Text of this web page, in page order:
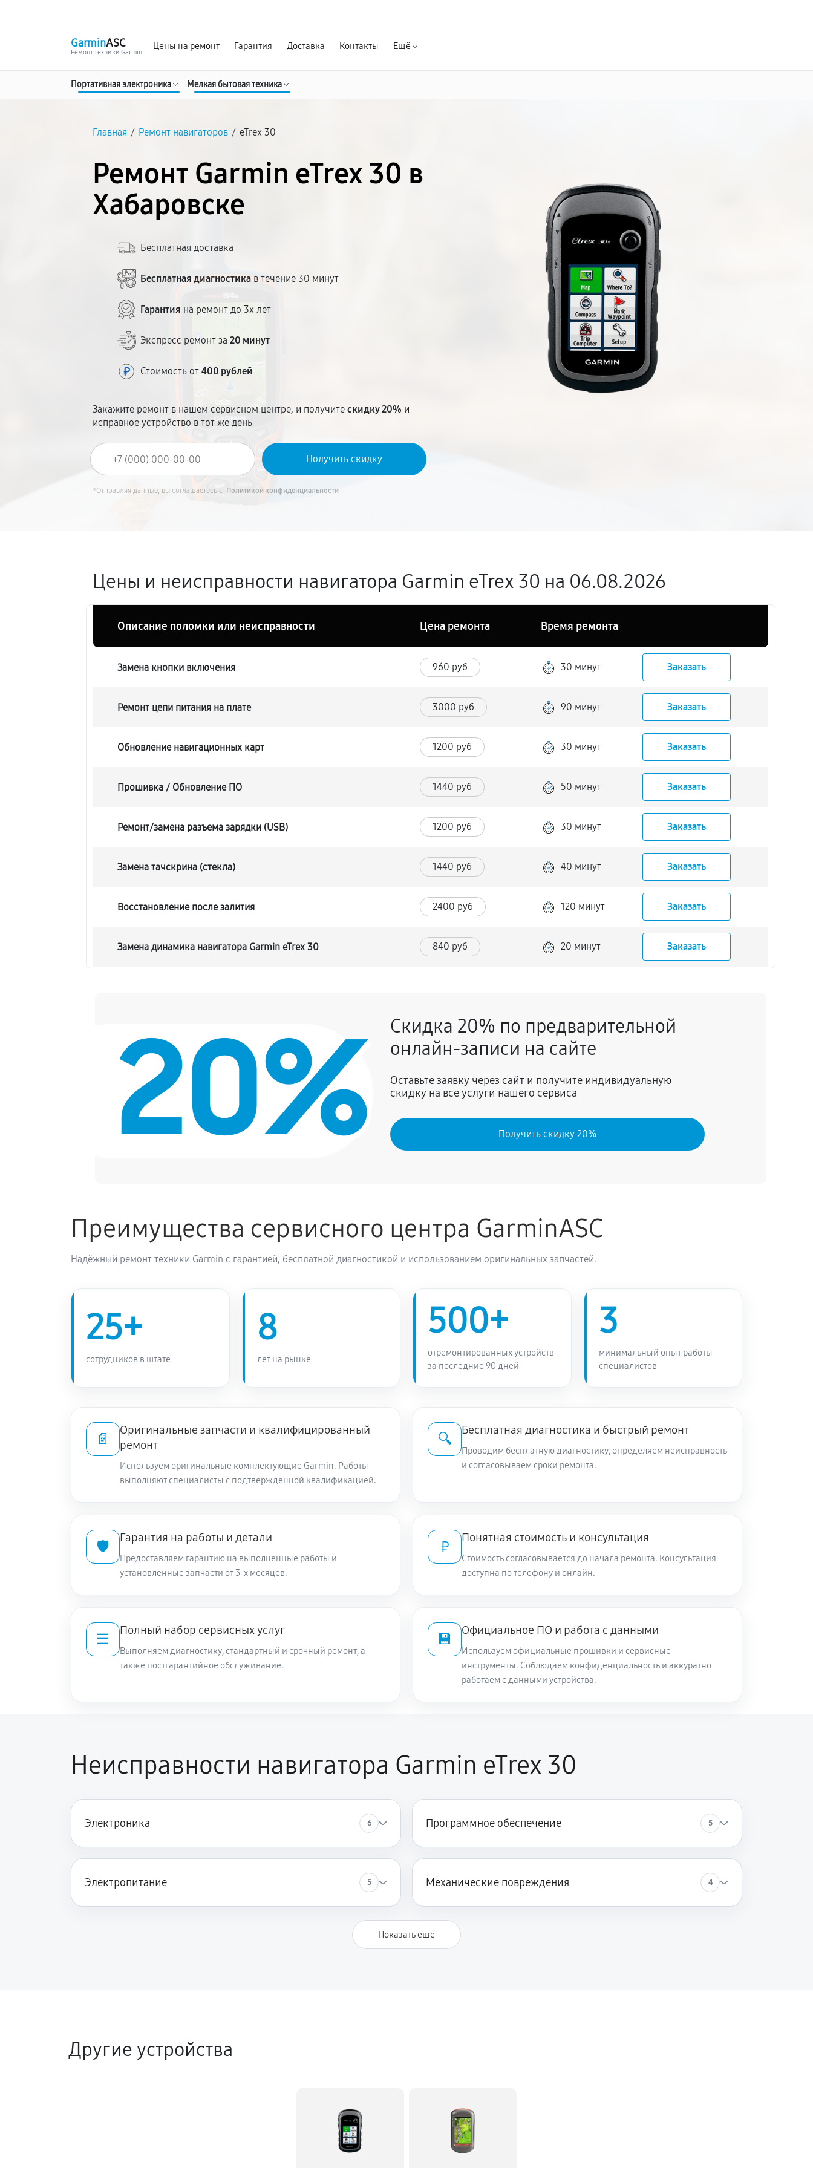
GarminASC
Ремонт техники Garmin
Цены на ремонт Гарантия Доставка Контакты Ещё
Портативная электроника Мелкая бытовая техника
Главная / Ремонт навигаторов / eTrex 30
Ремонт Garmin eTrex 30 в
Хабаровске
Бесплатная доставка
Бесплатная диагностика в течение 30 минут
Гарантия на ремонт до 3х лет
Экспресс ремонт за20 минут
Стоимость от400 рублей
Закажите ремонт в нашем сервисном центре, и получитескидку 20% и
исправное устройство в тот же день
*Отправляя данные, вы соглашаетесь с Политикой конфиденциальности
Цены и неисправности навигатора Garmin eTrex 30 на 06.08.2026
Описание поломки или неисправности Цена ремонта Время ремонта
Замена кнопки включения 960 руб 30 минут Заказать
Ремонт цепи питания на плате 3000 руб 90 минут Заказать
Обновление навигационных карт 1200 руб 30 минут Заказать
Прошивка / Обновление ПО 1440 руб 50 минут Заказать
Ремонт/замена разъема зарядки (USB) 1200 руб 30 минут Заказать
Замена тачскрина (стекла) 1440 руб 40 минут Заказать
Восстановление после залития 2400 руб 120 минут Заказать
Замена динамика навигатора Garmin eTrex 30 840 руб 20 минут Заказать
1080 руб 20 минут Заказать
Замена модуля GPS (антенны)
20%
Скидка 20% по предварительной
онлайн-записи на сайте
Оставьте заявку через сайт и получите индивидуальную
скидку на все услуги нашего сервиса
Получить скидку 20%
Преимущества сервисного центра GarminASC
Надёжный ремонт техники Garmin с гарантией, бесплатной диагностикой и использованием оригинальных запчастей.
25+
сотрудников в штате
8
лет на рынке
500+
отремонтированных устройств
за последние 90 дней
3
минимальный опыт работы
специалистов
📄
Оригинальные запчасти и квалифицированный
ремонт
Используем оригинальные комплектующие Garmin. Работы
выполняют специалисты с подтверждённой квалификацией.
🔍
Бесплатная диагностика и быстрый ремонт
Проводим бесплатную диагностику, определяем неисправность
и согласовываем сроки ремонта.
🛡️
Гарантия на работы и детали
Предоставляем гарантию на выполненные работы и
установленные запчасти от 3-х месяцев.
₽
Понятная стоимость и консультация
Стоимость согласовывается до начала ремонта. Консультация
доступна по телефону и онлайн.
☰
Полный набор сервисных услуг
Выполняем диагностику, стандартный и срочный ремонт, а
также постгарантийное обслуживание.
💾
Официальное ПО и работа с данными
Используем официальные прошивки и сервисные
инструменты. Соблюдаем конфиденциальность и аккуратно
работаем с данными устройства.
Неисправности навигатора Garmin eTrex 30
Электроника 6 Программное обеспечение 5
Электропитание 5 Механические повреждения 4
Показать ещё
Другие устройства